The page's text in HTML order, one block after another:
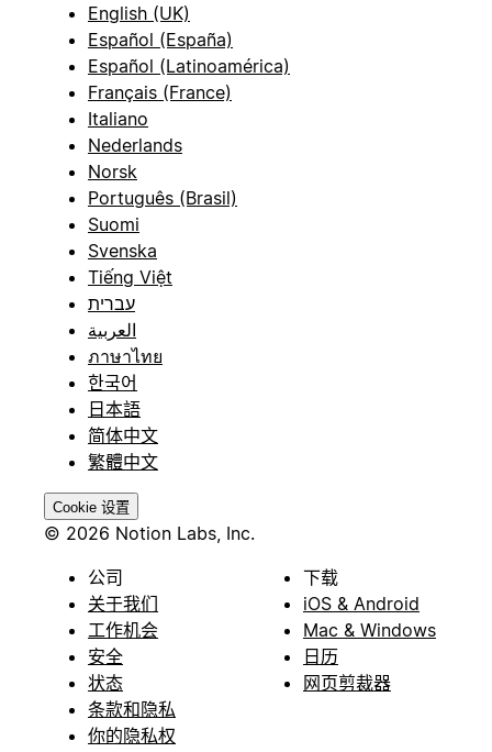
English (UK)
Español (España)
Español (Latinoamérica)
Français (France)
Italiano
Nederlands
Norsk
Português (Brasil)
Suomi
Svenska
Tiếng Việt
עברית
العربية
ภาษาไทย
한국어
日本語
简体中文
繁體中文
Cookie 设置
© 2026 Notion Labs, Inc.
公司
关于我们
工作机会
安全
状态
条款和隐私
你的隐私权
下载
iOS & Android
Mac & Windows
日历
网页剪裁器